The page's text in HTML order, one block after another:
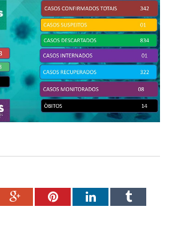
Google+PinterestLinkedInTumblr